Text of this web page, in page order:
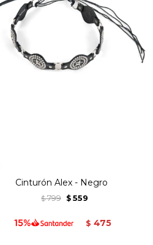
Cinturón Alex - Negro
$ 799 $ 559
$ 475